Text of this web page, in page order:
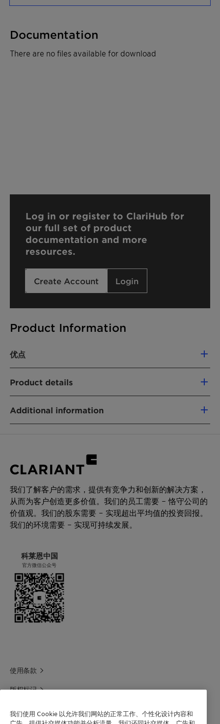
Product Information
优点
agent
Anionic emulsifier
Product details
Phosphate ester
应用
农作物保护
Emulsifiable concentrate
Suspension concentrate
Emulsion in water
Oil dispersion
Additional information
Documentation
There are no files available for download
Log in or register to ClariHub for
our full set of product
documentation and more
resources.
Create Account Login
我们了解客户的需求，提供有竞争力和创新的解决方案，
从而为客户创造更多价值。我们的员工需要 – 恪守公司的
价值观。我们的股东需要 – 实现超出平均值的投资回报。
我们的环境需要 – 实现可持续发展。
科莱恩中国
官方微信公众号
使用条款
版权标记
我们使用 Cookie 以允许我们网站的正常工作、个性化设计内容和